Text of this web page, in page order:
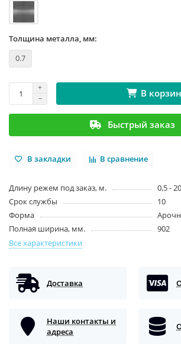
Толщина металла, мм:
0.7
В
Быстрый заказ
В закладки В сравнение
Длину режем под заказ, м.
0,5 - 20
Срок службы
10
Форма
Полная ширина, мм.
902
Все характеристики
Доставка
Наши контакты и
адреса